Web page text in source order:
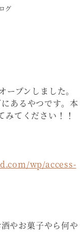
ー
グ
プンしました。
あるやつです。本
てください！！
wp/access-
やお菓子やら何や